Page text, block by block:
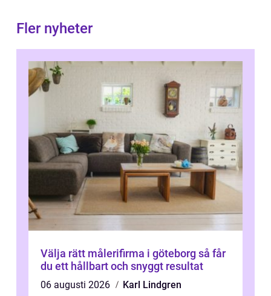
Fler nyheter
Välja rätt målerifirma i göteborg så får
du ett hållbart och snyggt resultat
06 augusti 2026
Karl Lindgren